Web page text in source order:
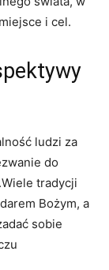
i cel.
‌ludzi za
do
tradycji
Bożym, a⁤
sobie